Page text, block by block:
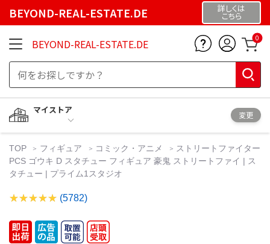
BEYOND-REAL-ESTATE.DE 詳しくは
こちら
BEYOND-REAL-ESTATE.DE 0
マイストア
変更
TOP フィギュア コミック・アニメ
ストリートファイター
PCS ゴウキ D スタチュー フィギュア 豪鬼 ストリートファイ | ス
タチュー | プライム1スタジオ
(5782)